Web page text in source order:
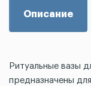
Описание
Ритуальные вазы
предназначены